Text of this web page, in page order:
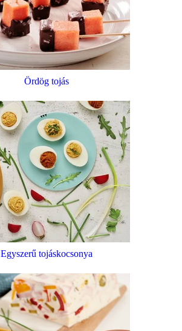
Ördög tojás
Egyszerű tojáskocsonya